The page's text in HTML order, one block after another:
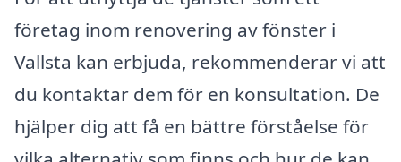
företag inom renovering av fönster i
Vallsta kan erbjuda, rekommenderar vi att
du kontaktar dem för en konsultation. De
hjälper dig att få en bättre förståelse för